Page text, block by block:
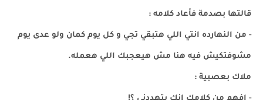
قالتها بصدمة فأعاد كلامه :
- من النهارده انتي اللي هتبقي تجي و كل يوم كمان ولو عدى يوم
مشوفتكيش فيه هنا مش هيعجبك اللي هعمله.
ملاك بعصبية :